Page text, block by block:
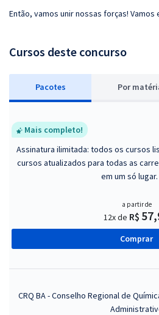
Então, vamos unir nossas forças! Vamos
Cursos deste concurso
Pacotes Por
Mais completo!
Assinatura ilimitada: todos os cursos
cursos atualizados para todas as
em um só lugar.
a partir de
12x de R$
Comprar
CRQ BA - Conselho Regional de